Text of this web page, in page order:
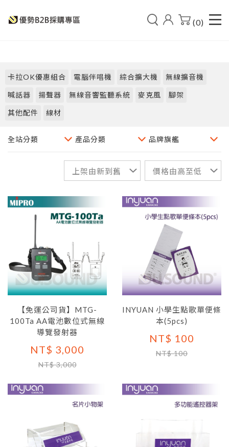
(0)
卡拉OK優惠組合 電腦伴唱機 綜合擴大機 無線擴音機
喊話器 揚聲器 無線音響監聽系統 麥克風 腳架
其他配件 線材
【免運公司貨】MTG-
100Ta AA電池數位式無線
導覽發射器
NT$ 3,000
NT$ 3,000
INYUAN 小學生點歌單便條
本(5pcs)
NT$ 100
NT$ 100